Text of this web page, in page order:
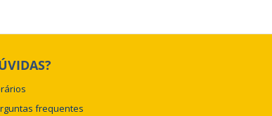
frequentes